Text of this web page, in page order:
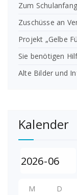
Zum Schulanfang
Zuschüsse an
Projekt „Gelbe
Sie benötigen
Alte Bilder und
Kalender
M D